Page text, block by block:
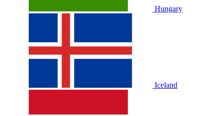
Hungary
Iceland